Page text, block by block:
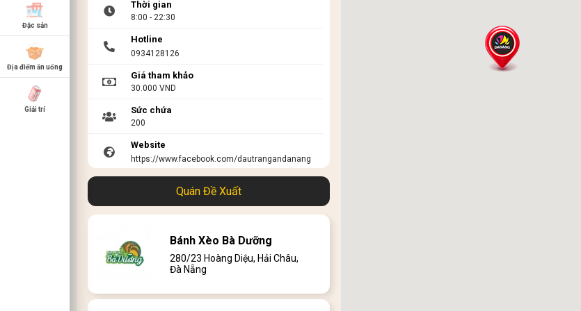
Đặc sản
Địa điểm ăn uống
Giải trí
Thời gian
8:00 - 22:30
Hotline
0934128126
Giá tham khảo
30.000 VND
Sức chứa
200
Website
https://www.facebook.com/dautrangandanang
Quán Đề Xuất
Bánh Xèo Bà Dưỡng
280/23 Hoàng Diệu, Hải Châu,
Đà Nẵng